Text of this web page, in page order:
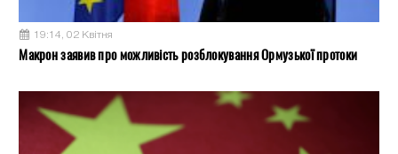
19:14, 02 Квітня
Макрон заявив про можливість розблокування Ормузької протоки